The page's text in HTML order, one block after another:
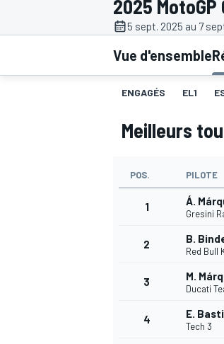
2025
5 sept. 2025 au 7
Vue d'ensemble
ENGAGÉS EL1
Meilleurs
POS. PILOTE
1 Á.
Gresini
2 B.
Red Bull
3 M.
Ducati
4 E.
Tech 3